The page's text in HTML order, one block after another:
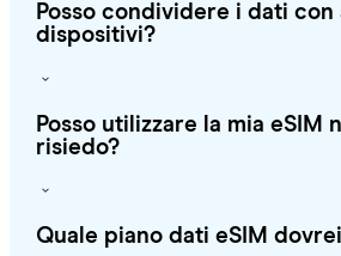
Posso condividere i dati con
dispositivi?
Posso utilizzare la mia eSIM
risiedo?
Quale piano dati eSIM